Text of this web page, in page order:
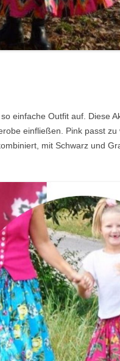
einfache Outfit auf. Diese
einfließen. Pink passt zu
mit Schwarz und